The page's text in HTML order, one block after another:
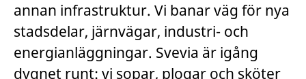
annan infrastruktur. Vi banar väg för nya
stadsdelar, järnvägar, industri- och
energianläggningar. Svevia är igång
dygnet runt: vi sopar, plogar och sköter